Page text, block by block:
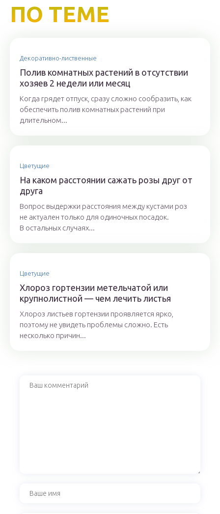
ПО ТЕМЕ
Декоративно-лиственные
Полив комнатных растений в отсутствии
хозяев 2 недели или месяц
Когда грядет отпуск, сразу сложно сообразить, как
обеспечить полив комнатных растений при
длительном...
Цветущие
На каком расстоянии сажать розы друг от
друга
Вопрос выдержки расстояния между кустами роз
не актуален только для одиночных посадок.
В остальных случаях...
Цветущие
Хлороз гортензии метельчатой или
крупнолистной — чем лечить листья
Хлороз листьев гортензии проявляется ярко,
поэтому не увидеть проблемы сложно. Есть
несколько причин...